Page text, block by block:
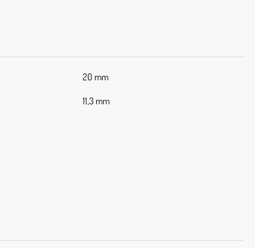
20 mm
11,3 mm